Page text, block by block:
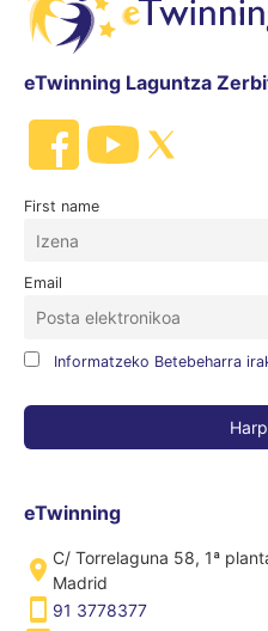
eTwinning Laguntza
First name
Email
Informatzeko Betebeharra
eTwinning
C/ Torrelaguna 58, 1ª
Madrid
91 3778377